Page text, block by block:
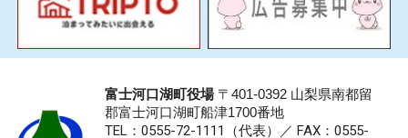
富士河口湖町役場〒401-0392 山梨県南都留
郡富士河口湖町船津1700番地
TEL：0555-72-1111 （代表）／ FAX：0555-